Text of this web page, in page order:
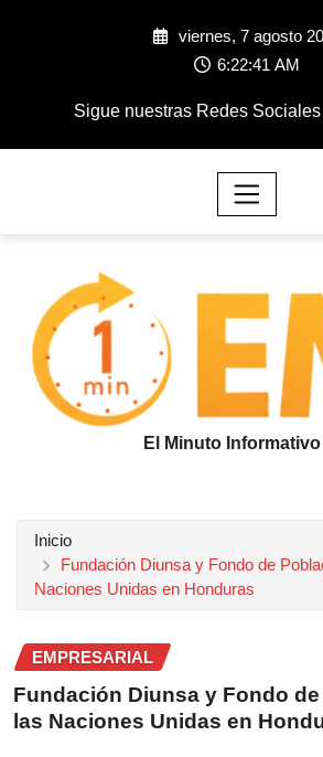
viernes, 7 agosto
6:22:44 AM
Sigue nuestras Redes Sociales
El Minuto Informativo
Inicio
Fundación Diunsa y Fondo de
Naciones Unidas en Honduras
EMPRESARIAL
Fundación Diunsa y Fondo
las Naciones Unidas en